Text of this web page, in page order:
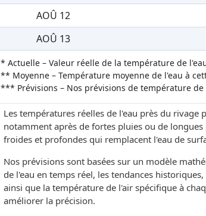
AOÛ 12
AOÛ 13
* Actuelle – Valeur réelle de la température de
** Moyenne – Température moyenne de l'eau à
*** Prévisions – Nos prévisions de température de
Les températures réelles de l'eau près du
notamment après de fortes pluies ou de
froides et profondes qui remplacent l'eau de
Nos prévisions sont basées sur un modèle
de l'eau en temps réel, les tendances
ainsi que la température de l'air spécifique à
améliorer la précision.